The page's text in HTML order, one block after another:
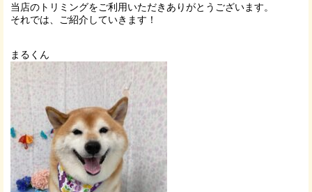
当店のトリミングをご利用いただきありがとうございます。
それでは、ご紹介していきます！
まるくん